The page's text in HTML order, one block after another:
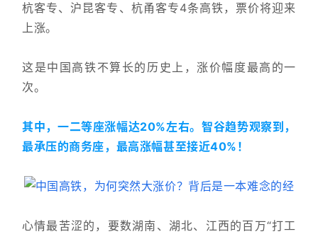
杭客专、沪昆客专、杭甬客专4条高铁，票价将迎来
上涨。
这是中国高铁不算长的历史上，涨价幅度最高的一
次。
其中，一二等座涨幅达20%左右。智谷趋势观察到，
最承压的商务座，最高涨幅甚至接近40%！
心情最苦涩的，要数湖南、湖北、江西的百万“打工